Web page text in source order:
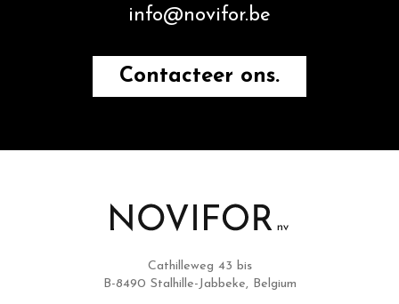
info@novifor.be
Contacteer ons.
Cathilleweg 43 bis
B-8490 Stalhille-Jabbeke, Belgium